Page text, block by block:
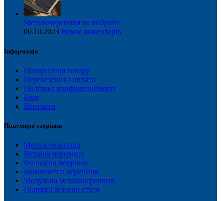
Металочерепиця як вибрати
06.10.2023 Немає коментарів
Інформація
Повернення товару
Перевезення і оплата
Політика конфіденційності
Блог
Контакти
Популярні сторінки
Металочерепиця
Бітумна черепиця
Фальцева покрівля
Композитна черепиця
Модульна металочерепиця
Підпірні бетонні стіни